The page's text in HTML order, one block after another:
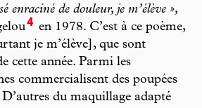
enraciné de douleur, je m’élève »,
4 en 1978. C’est à ce poème,
je m’élève], que sont
cette année. Parmi les
commercialisent des poupées
du maquillage adapté